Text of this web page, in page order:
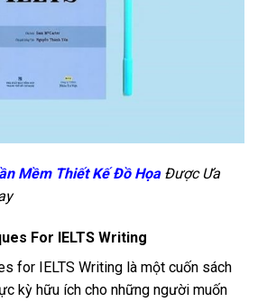
Mềm Thiết Kế Đồ Họa Được Ưa
For IELTS Writing
for IELTS Writing là một cuốn sách
kỳ hữu ích cho những người muốn